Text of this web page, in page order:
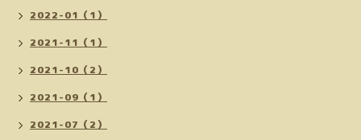
2022-01（1）
2021-11（1）
2021-10（2）
2021-09（1）
2021-07（2）